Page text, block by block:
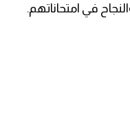
في امتحاناتهم.